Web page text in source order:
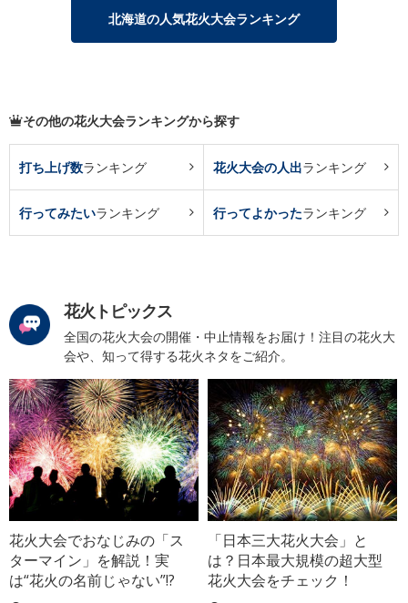
北海道の人気花火大会ランキング
その他の花火大会ランキングから探す
打ち上げ数ランキング 花火大会の人出ランキング
行ってみたいランキング 行ってよかったランキング
花火トピックス
全国の花火大会の開催・中止情報をお届け！注目の花火大
会や、知って得する花火ネタをご紹介。
花火大会でおなじみの「ス
ターマイン」を解説！実
は“花火の名前じゃない”!?
「日本三大花火大会」と
は？日本最大規模の超大型
花火大会をチェック！